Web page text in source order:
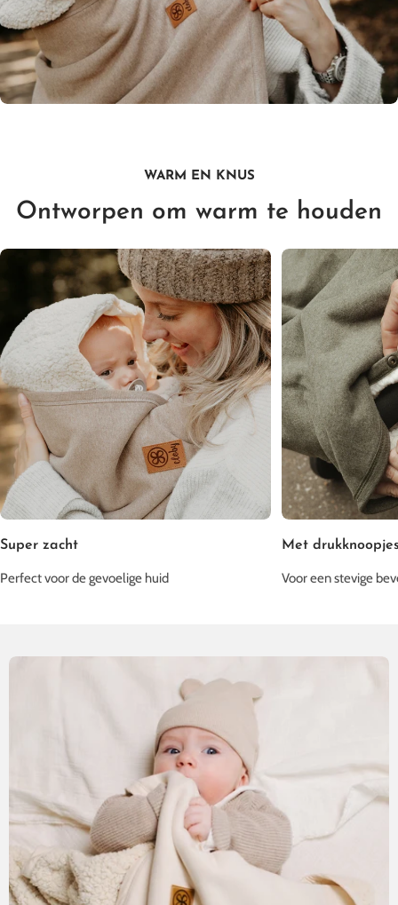
WARM EN KNUS
Ontworpen om warm te houden
Super zacht
Perfect voor de gevoelige huid
Met
Voor een stevige